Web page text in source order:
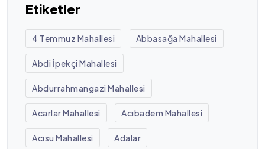
Etiketler
4 Temmuz Mahallesi Abbasağa Mahallesi
Abdi İpekçi Mahallesi
Abdurrahmangazi Mahallesi
Acarlar Mahallesi Acıbadem Mahallesi
Acısu Mahallesi Adalar